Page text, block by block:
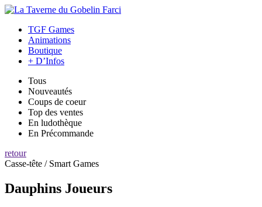
TGF Games
Animations
Boutique
+ D’Infos
Tous
Nouveautés
Coups de coeur
Top des ventes
En ludothèque
En Précommande
retour
Casse-tête / Smart Games
Dauphins Joueurs